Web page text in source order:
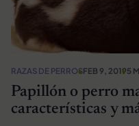
RAZAS DE PERROSFEB 9, 20195
Papillón o perro
características y